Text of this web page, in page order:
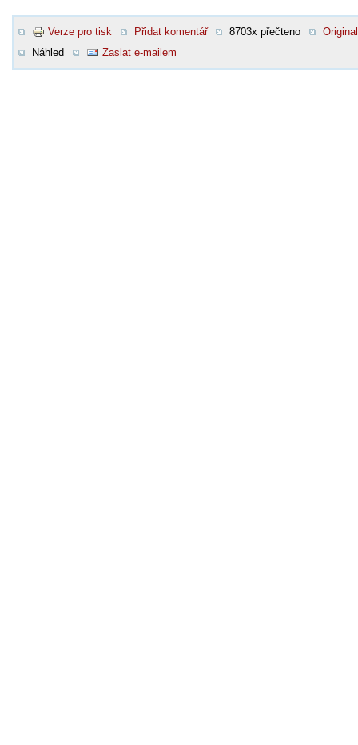
Verze pro tisk Přidat komentář 8703x přečteno
Original
Náhled
Zaslat e-mailem